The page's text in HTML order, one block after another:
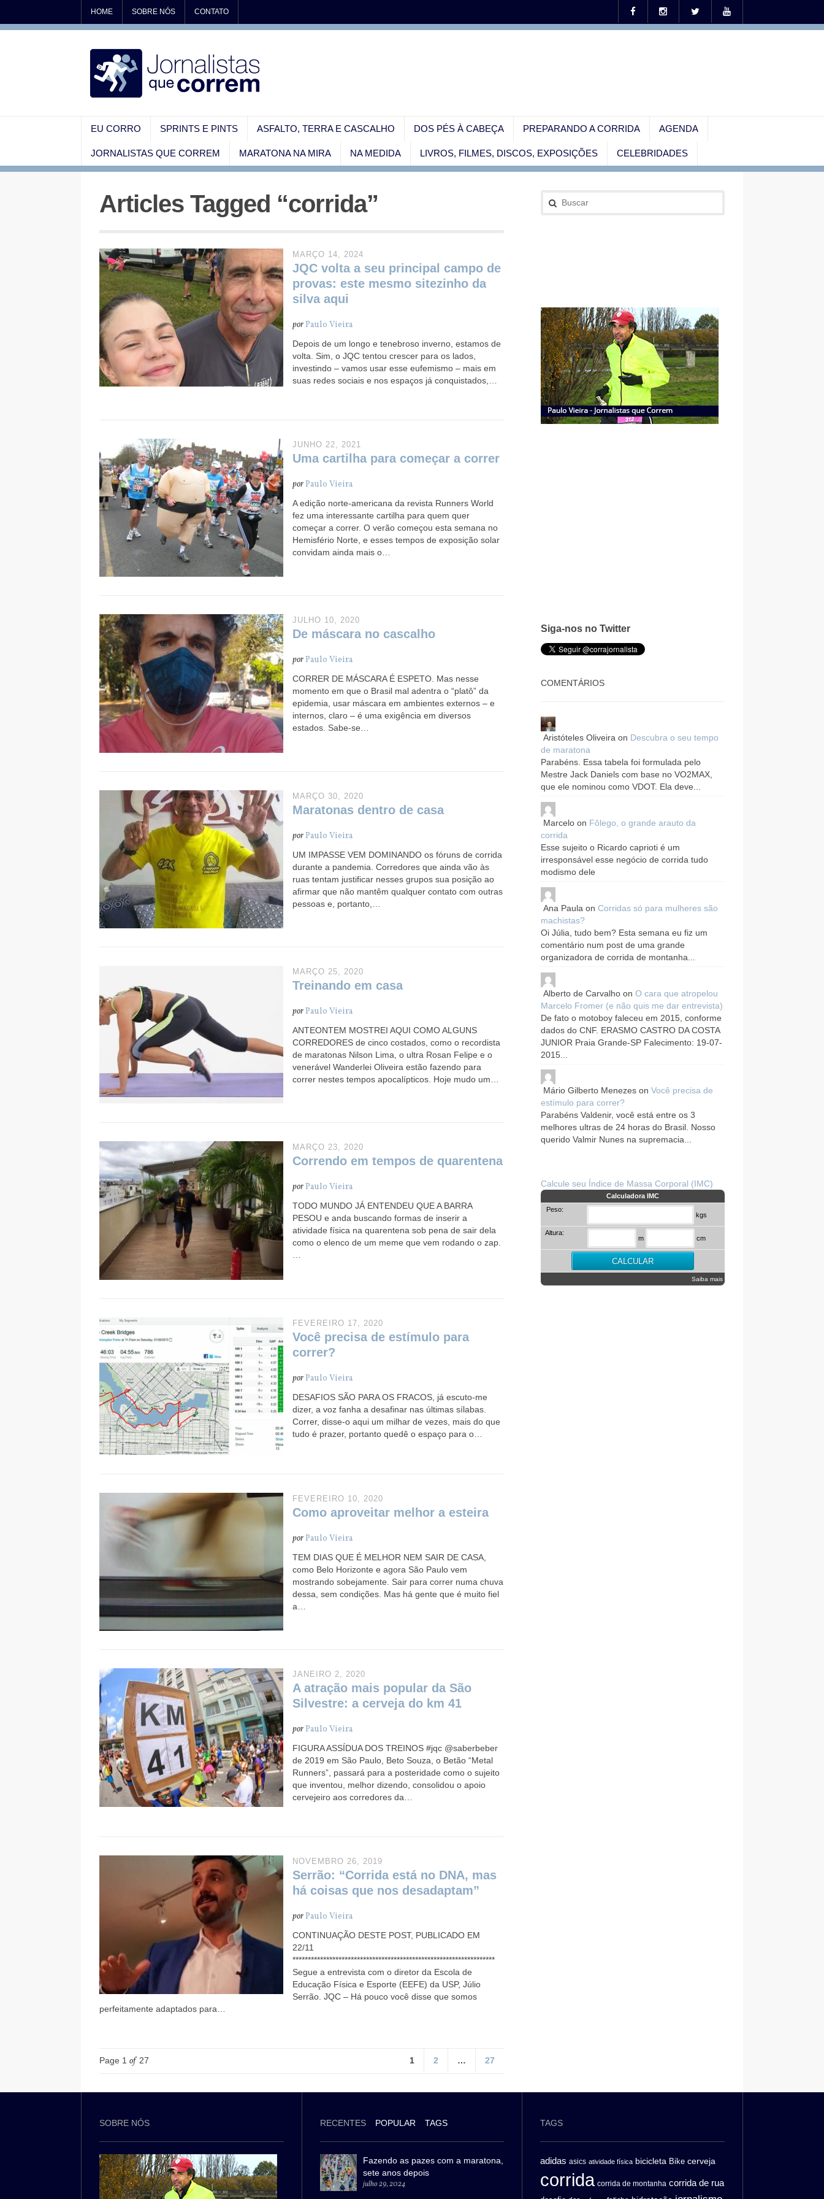
HOME SOBRE NÓS CONTATO
EU CORRO SPRINTS E PINTS ASFALTO, TERRA E CASCALHO DOS PÉS À CABEÇA PREPARANDO A CORRIDA AGENDA
JORNALISTAS QUE CORREM MARATONA NA MIRA NA MEDIDA LIVROS, FILMES, DISCOS, EXPOSIÇÕES CELEBRIDADES
Articles Tagged “corrida”
MARÇO 14, 2024
JQC volta a seu principal campo de
provas: este mesmo sitezinho da
silva aqui
porPaulo Vieira
Depois de um longo e tenebroso inverno, estamos de
volta. Sim, o JQC tentou crescer para os lados,
investindo – vamos usar esse eufemismo – mais em
suas redes sociais e nos espaços já conquistados,…
JUNHO 22, 2021
Uma cartilha para começar a correr
porPaulo Vieira
A edição norte-americana da revista Runners World
fez uma interessante cartilha para quem quer
começar a correr. O verão começou esta semana no
Hemisfério Norte, e esses tempos de exposição solar
convidam ainda mais o…
JULHO 10, 2020
De máscara no cascalho
porPaulo Vieira
CORRER DE MÁSCARA É ESPETO. Mas nesse
momento em que o Brasil mal adentra o “platô” da
epidemia, usar máscara em ambientes externos – e
internos, claro – é uma exigência em diversos
estados. Sabe-se…
MARÇO 30, 2020
Maratonas dentro de casa
porPaulo Vieira
UM IMPASSE VEM DOMINANDO os fóruns de corrida
durante a pandemia. Corredores que ainda vão às
ruas tentam justificar nesses grupos sua posição ao
afirmar que não mantêm qualquer contato com outras
pessoas e, portanto,…
MARÇO 25, 2020
Treinando em casa
porPaulo Vieira
ANTEONTEM MOSTREI AQUI COMO ALGUNS
CORREDORES de cinco costados, como o recordista
de maratonas Nilson Lima, o ultra Rosan Felipe e o
venerável Wanderlei Oliveira estão fazendo para
correr nestes tempos apocalípticos. Hoje mudo um…
MARÇO 23, 2020
Correndo em tempos de quarentena
porPaulo Vieira
TODO MUNDO JÁ ENTENDEU QUE A BARRA
PESOU e anda buscando formas de inserir a
atividade física na quarentena sob pena de sair dela
como o elenco de um meme que vem rodando o zap.
…
FEVEREIRO 17, 2020
Você precisa de estímulo para
correr?
porPaulo Vieira
DESAFIOS SÃO PARA OS FRACOS, já escuto-me
dizer, a voz fanha a desafinar nas últimas sílabas.
Correr, disse-o aqui um milhar de vezes, mais do que
tudo é prazer, portanto quedê o espaço para o…
FEVEREIRO 10, 2020
Como aproveitar melhor a esteira
porPaulo Vieira
TEM DIAS QUE É MELHOR NEM SAIR DE CASA,
como Belo Horizonte e agora São Paulo vem
mostrando sobejamente. Sair para correr numa chuva
dessa, sem condições. Mas há gente que é muito fiel
a…
JANEIRO 2, 2020
A atração mais popular da São
Silvestre: a cerveja do km 41
porPaulo Vieira
FIGURA ASSÍDUA DOS TREINOS #jqc @saberbeber
de 2019 em São Paulo, Beto Souza, o Betão “Metal
Runners”, passará para a posteridade como o sujeito
que inventou, melhor dizendo, consolidou o apoio
cervejeiro aos corredores da…
NOVEMBRO 26, 2019
Serrão: “Corrida está no DNA, mas
há coisas que nos desadaptam”
porPaulo Vieira
CONTINUAÇÃO DESTE POST, PUBLICADO EM
22/11
******************************************************************
Segue a entrevista com o diretor da Escola de
Educação Física e Esporte (EEFE) da USP, Júlio
Serrão. JQC – Há pouco você disse que somos
perfeitamente adaptados para…
Page 1 of27 1 2 … 27
Siga-nos no Twitter
COMENTÁRIOS
Aristóteles Oliveira on Descubra o seu tempo
de maratona
Parabéns. Essa tabela foi formulada pelo
Mestre Jack Daniels com base no VO2MAX,
que ele nominou como VDOT. Ela deve...
Marceloon Fôlego, o grande arauto da
corrida
Esse sujeito o Ricardo caprioti é um
irresponsável esse negócio de corrida tudo
modismo dele
Ana Paula on Corridas só para mulheres são
machistas?
Oi Júlia, tudo bem? Esta semana eu fiz um
comentário num post de uma grande
organizadora de corrida de montanha...
Alberto de Carvalhoon O cara que atropelou
Marcelo Fromer (e não quis me dar entrevista)
De fato o motoboy faleceu em 2015, conforme
dados do CNF. ERASMO CASTRO DA COSTA
JUNIOR Praia Grande-SP Falecimento: 19-07-
2015...
Mário Gilberto Menezeson Você precisa de
estímulo para correr?
Parabéns Valdenir, você está entre os 3
melhores ultras de 24 horas do Brasil. Nosso
querido Valmir Nunes na supremacia...
Calcule seu Índice de Massa Corporal (IMC)
Calculadora IMC
Peso:
kgs
Altura:
m cm
Saiba mais
SOBRE NÓS RECENTES POPULAR TAGS
Fazendo as pazes com a maratona,
sete anos depois
julho 29, 2024
TAGS
adidas asics atividade física bicicleta Bike cerveja
corrida corrida de montanha corrida de rua